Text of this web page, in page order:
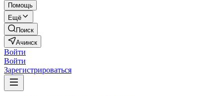
Помощь
Ещё
Поиск
Ачинск
Войти
Войти
Зарегистрироваться